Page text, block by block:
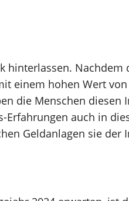
Berater finden
hinterlassen. Nachdem
einem hohen Wert von
die Menschen diesen
auch in
Geldanlagen sie der